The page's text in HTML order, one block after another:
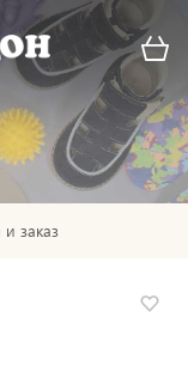
заказ